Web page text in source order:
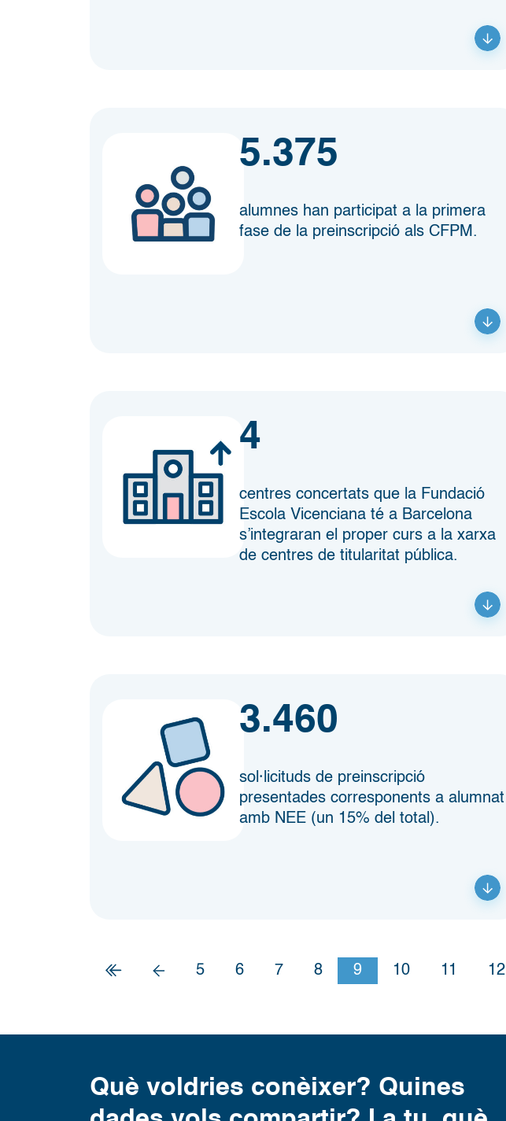
5.375
alumnes han participat a la primera
fase de la preinscripció als CFPM.
4
centres concertats que la Fundació
Escola Vicenciana té a Barcelona
s’integraran el proper curs a la xarxa
de centres de titularitat pública.
3.460
sol·licituds de preinscripció
presentades corresponents a alumnat
amb NEE (un 15% del total).
5 6 7 8 9(current)
10 11 12
Què voldries conèixer? Quines